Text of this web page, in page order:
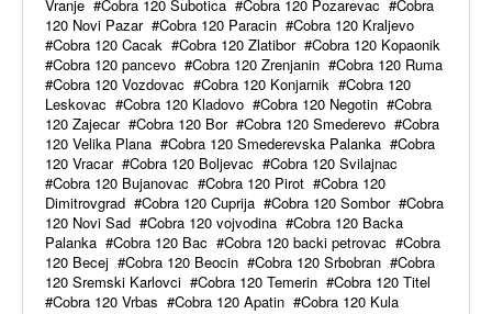
Vranje
Cobra 120 Subotica Cobra 120 Pozarevac
Cobra
120 Novi Pazar
Cobra 120 Paracin
Cobra 120 Kraljevo
Cobra 120 Cacak
Cobra 120 Zlatibor
Cobra 120 Kopaonik
Cobra 120 pancevo
Cobra 120 Zrenjanin
Cobra 120 Ruma
Cobra 120 Vozdovac
Cobra 120 Konjarnik
Cobra 120
Leskovac
Cobra 120 Kladovo Cobra 120 Negotin
Cobra
120 Zajecar
Cobra 120 Bor Cobra 120 Smederevo
Cobra
120 Velika Plana
Cobra 120 Smederevska Palanka
Cobra
120 Vracar
Cobra 120 Boljevac
Cobra 120 Svilajnac
Cobra 120 Bujanovac
Cobra 120 Pirot
Cobra 120
Dimitrovgrad
Cobra 120 Cuprija Cobra 120 Sombor
Cobra
120 Novi Sad
Cobra 120 vojvodina
Cobra 120 Backa
Palanka
Cobra 120 Bac Cobra 120 backi petrovac
Cobra
120 Becej
Cobra 120 Beocin Cobra 120 Srbobran
Cobra
120 Sremski Karlovci
Cobra 120 Temerin
Cobra 120 Titel
Cobra 120 Vrbas
Cobra 120 Apatin
Cobra 120 Kula